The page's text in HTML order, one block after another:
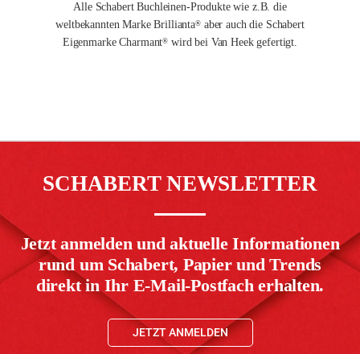
Alle Schabert Buchleinen-Produkte wie z.B. die
weltbekannten Marke Brillianta®aber auch die Schabert
Eigenmarke Charmant® wird bei Van Heek gefertigt.
SCHABERT NEWSLETTER
Jetzt anmelden und aktuelle Informationen
rund um Schabert, Papier und Trends
direkt in Ihr E-Mail-Postfach erhalten.
JETZT ANMELDEN